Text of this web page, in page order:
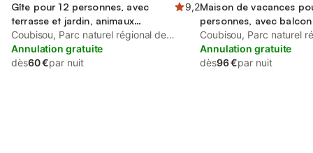
Gîte pour 12 personnes, avec
terrasse et jardin, animaux
acceptés
9,2
Coubisou, Parc naturel régional de
l'Aubrac
Annulation gratuite
dès60 €par nuit
Maison de vacances
personnes, avec
Coubisou, Parc naturel
l'Aubrac
Annulation gratuite
dès96 €par nuit